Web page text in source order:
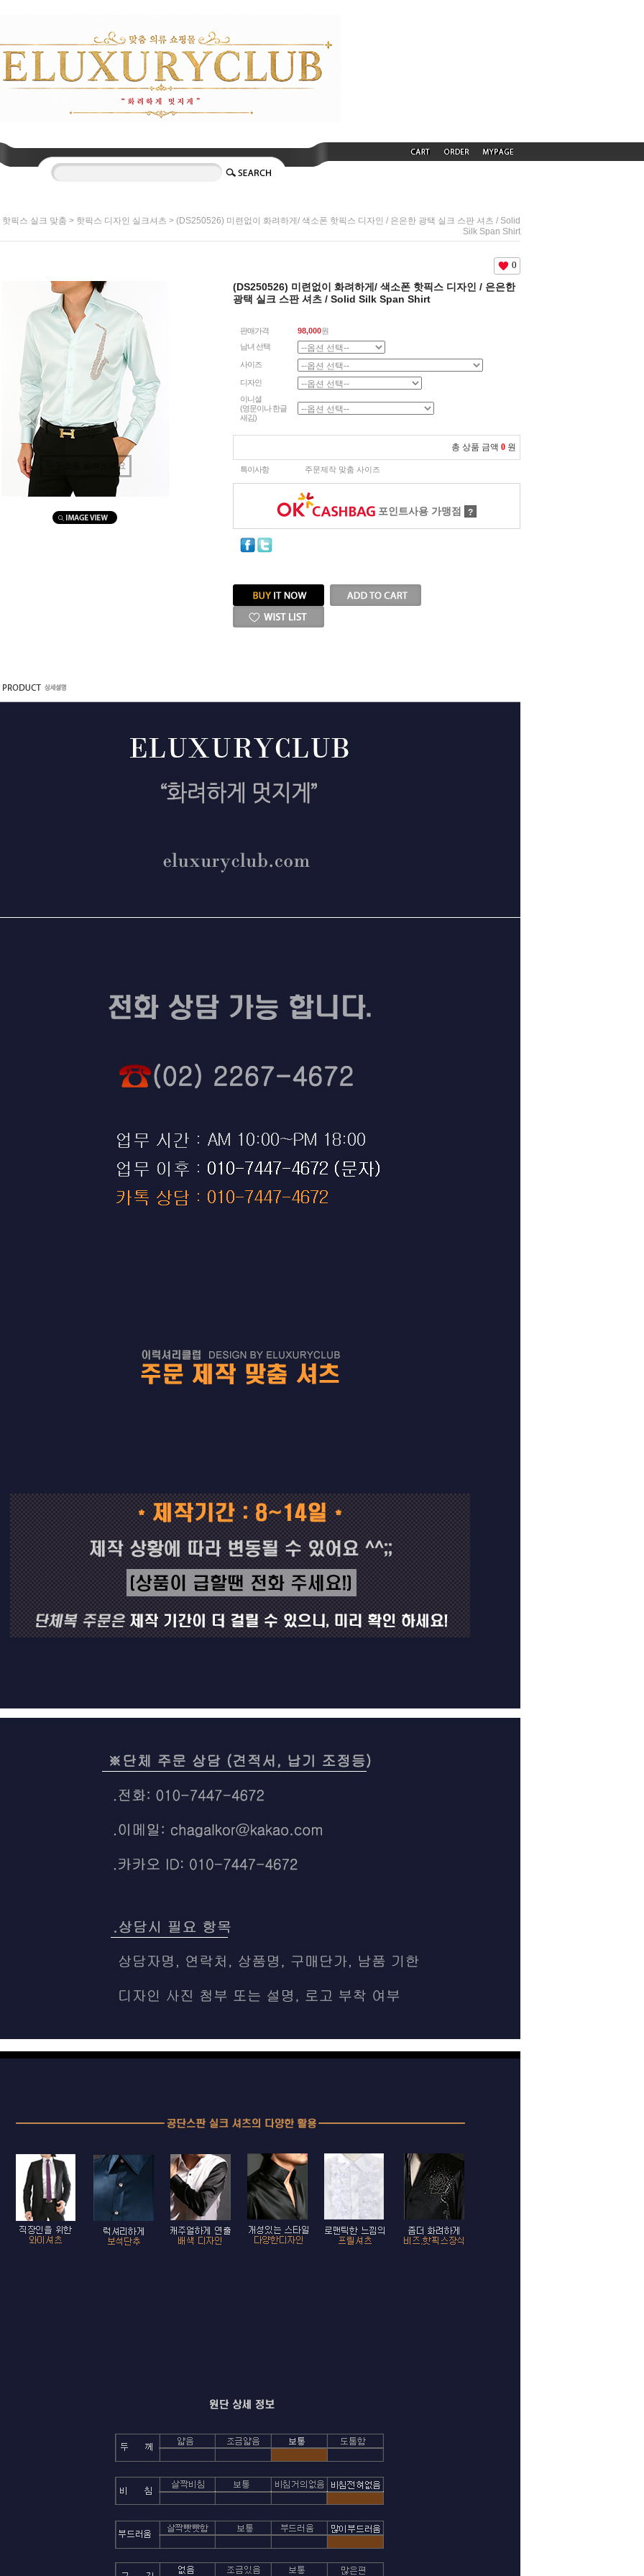
핫픽스 실크 맞춤 > 핫픽스 디자인 실크셔츠 > (DS250526) 미련없이 화려하게/ 색소폰 핫픽스 디자인 / 은은한 광택 실크 스판 셔츠 / Solid
Silk Span Shirt
마우스를 올려보세요
0
(DS250526) 미련없이 화려하게/ 색소폰 핫픽스 디자인 / 은은한
광택 실크 스판 셔츠 / Solid Silk Span Shirt
판매가격 98,000원
남녀 선택
사이즈
디자인
이니셜
(영문이나 한글
새김)
총 상품 금액 0 원
특이사항 주문제작 맞춤 사이즈
포인트사용 가맹점 ?